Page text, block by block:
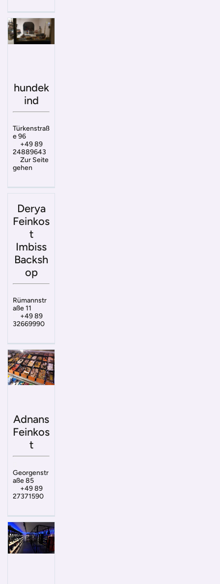
hundek
ind
Türkenstraß
e 96
+49 89
24889643
Zur Seite
gehen
Derya
Feinkos
t
Imbiss
Backsh
op
Rümannstr
aße 11
+49 89
32669990
Adnans
Feinkos
t
Georgenstr
aße 85
+49 89
27371590